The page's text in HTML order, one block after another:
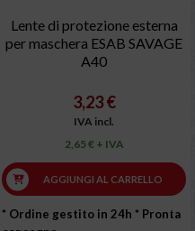
Lente di protezione esterna
per maschera ESAB SAVAGE
A40
3,23 €
IVA incl.
2,65 € + IVA
AGGIUNGI AL CARRELLO
* Ordine gestito in 24h * Pronta